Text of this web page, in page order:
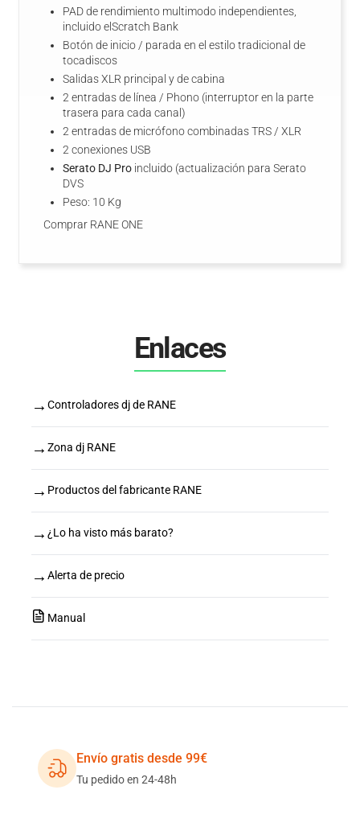
PAD de rendimiento multimodo independientes,
incluido elScratch Bank
Botón de inicio / parada en el estilo tradicional de
tocadiscos
Salidas XLR principal y de cabina
2 entradas de línea / Phono (interruptor en la parte
trasera para cada canal)
2 entradas de micrófono combinadas TRS / XLR
2 conexiones USB
Serato DJ Pro incluido (actualización para Serato
DVS
Peso: 10 Kg
Comprar RANE ONE
Enlaces
→ Controladores dj de RANE
→ Zona dj RANE
→ Productos del fabricante RANE
→ ¿Lo ha visto más barato?
→ Alerta de precio
Manual
Envío gratis desde 99€
Tu pedido en 24-48h